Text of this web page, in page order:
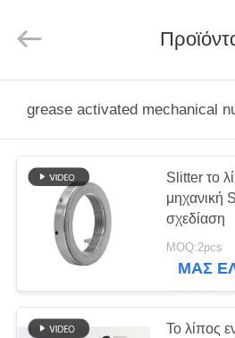
ΠΡΟΪΌΝΤΑ
ΒΊΝΤΕΟ
ΣΧΕΤΙΚΆ
ΜΕ
ΕΜΆΣ
grease activated mechanical
Slitter το
μηχανική
σχεδίαση
MOQ:2pcs
ΜΑΣ
Το λίπος